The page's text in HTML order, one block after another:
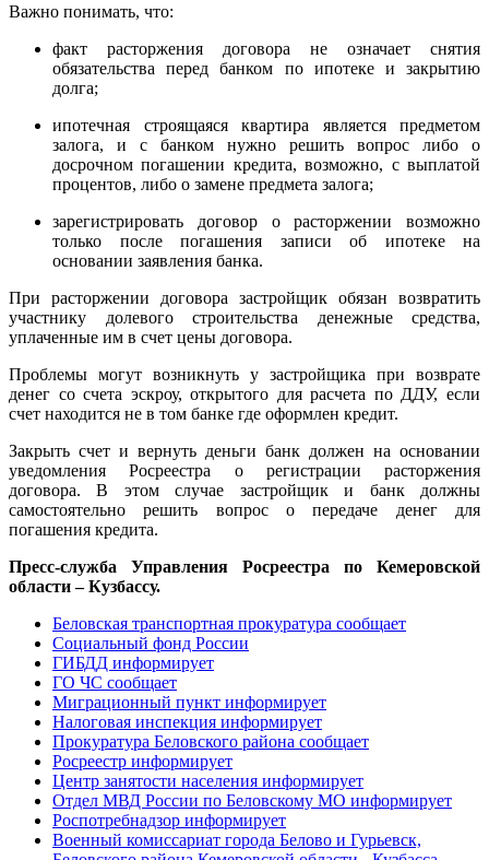
Важно понимать, что:
факт расторжения договора не означает снятия
обязательства перед банком по ипотеке и закрытию
долга;
ипотечная строящаяся квартира является предметом
залога, и с банком нужно решить вопрос либо о
досрочном погашении кредита, возможно, с выплатой
процентов, либо о замене предмета залога;
зарегистрировать договор о расторжении возможно
только после погашения записи об ипотеке на
основании заявления банка.
При расторжении договора застройщик обязан возвратить
участнику долевого строительства денежные средства,
уплаченные им в счет цены договора.
Проблемы могут возникнуть у застройщика при возврате
денег со счета эскроу, открытого для расчета по ДДУ, если
счет находится не в том банке где оформлен кредит.
Закрыть счет и вернуть деньги банк должен на основании
уведомления Росреестра о регистрации расторжения
договора. В этом случае застройщик и банк должны
самостоятельно решить вопрос о передаче денег для
погашения кредита.
Пресс-служба Управления Росреестра по Кемеровской
области – Кузбассу.
Беловская транспортная прокуратура сообщает
Социальный фонд России
ГИБДД информирует
ГО ЧС сообщает
Миграционный пункт информирует
Налоговая инспекция информирует
Прокуратура Беловского района сообщает
Росреестр информирует
Центр занятости населения информирует
Отдел МВД России по Беловскому МО информирует
Роспотребнадзор информирует
Военный комиссариат города Белово и Гурьевск,